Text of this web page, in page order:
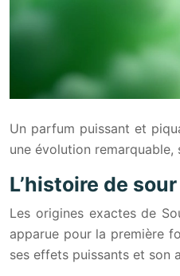
Un parfum puissant et
une évolution
L’histoire de
Les origines exactes de
apparue pour la première
ses effets puissants et son